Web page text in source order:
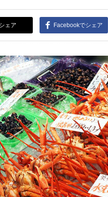
ェア Facebookでシェア